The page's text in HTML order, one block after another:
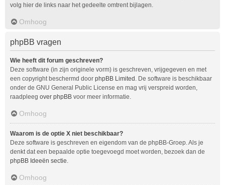
volg hier de links naar het gedeelte omtrent bijlagen.
Omhoog
phpBB vragen
Wie heeft dit forum geschreven?
Deze software (in zijn originele vorm) is geschreven, vrijgegeven en met
een copyright beschermd door phpBB Limited . De software is beschikbaar
onder de GNU General Public License en mag vrij verspreid worden,
raadpleeg over phpBB voor meer informatie.
Omhoog
Waarom is de optie X niet beschikbaar?
Deze software is geschreven en eigendom van de phpBB-Groep. Als je
denkt dat een bepaalde optie toegevoegd moet worden, bezoek dan de
phpBB Ideeën sectie.
Omhoog